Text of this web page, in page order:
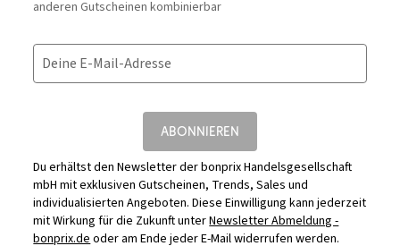
anderen Gutscheinen kombinierbar
Deine E-Mail-Adresse
ABONNIEREN
Du erhältst den Newsletter der bonprix Handelsgesellschaft
mbH mit exklusiven Gutscheinen, Trends, Sales und
individualisierten Angeboten. Diese Einwilligung kann jederzeit
mit Wirkung für die Zukunft unterNewsletter Abmeldung -
bonprix.deoder am Ende jeder E-Mail widerrufen werden.